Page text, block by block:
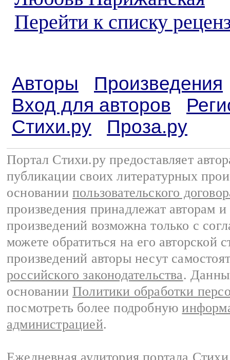
Перейти к списку
Авторы
Произведения
Вход для авторов
Стихи.ру
Проза.ру
Портал Стихи.ру предоставляет
публикации своих литературных
основании пользовательского
произведения принадлежат авторам
произведений возможна только с
можете обратиться на его авторской
произведений авторы несут
российского законодательства.
основании Политики обработки
посмотреть более подробную
администрацией.
Ежедневная аудитория портала